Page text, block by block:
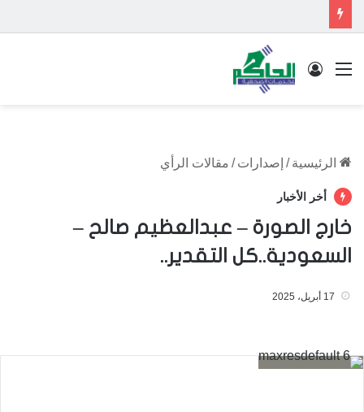
القائمة تسجيل الدخول
الرئيسية / إصدارات / مقالات الرأي
أخر الأخبار
خارج الصورة – عبدالعظيم صالح –
السعودية..كل التقدير..
17 أبريل، 2025